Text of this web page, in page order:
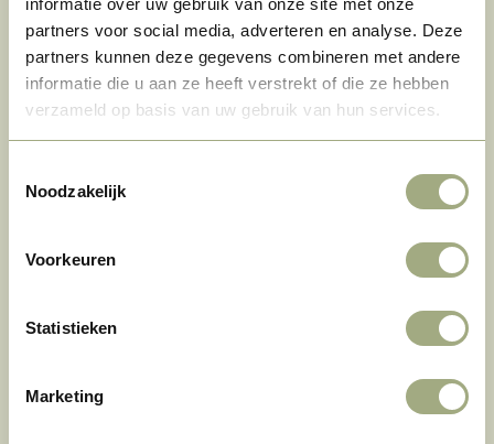
partners voor social media, adverteren en analyse. Deze
partners kunnen deze gegevens combineren met andere
informatie die u aan ze heeft verstrekt of die ze hebben
verzameld op basis van uw gebruik van hun services.
Noodzakelijk
Voorkeuren
Statistieken
Marketing
2 Nächte
– –
–
3 Nächte
– –
–
4 Nächte
–
1 Woche
–
2 Wochen
–
–